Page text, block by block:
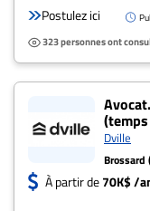
Offres
d'emploi
Formation
Continue
Scoop?
CABINETS
ET
Postulez ici
323 personnes ont
Dville
Brossard
À partir de70K$ /